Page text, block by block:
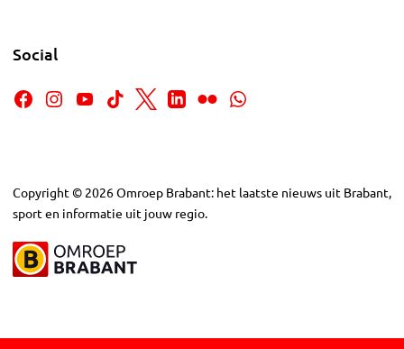
Social
Copyright © 2026Omroep Brabant: het laatste nieuws uit Brabant,
sport en informatie uit jouw regio.